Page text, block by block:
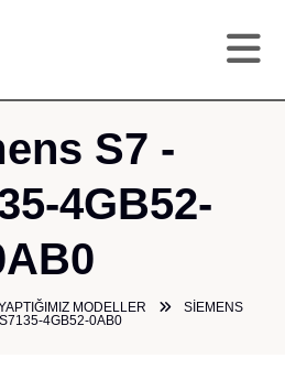
S7 -
4GB52-
MODELLER
SIEMENS
4GB52-0AB0